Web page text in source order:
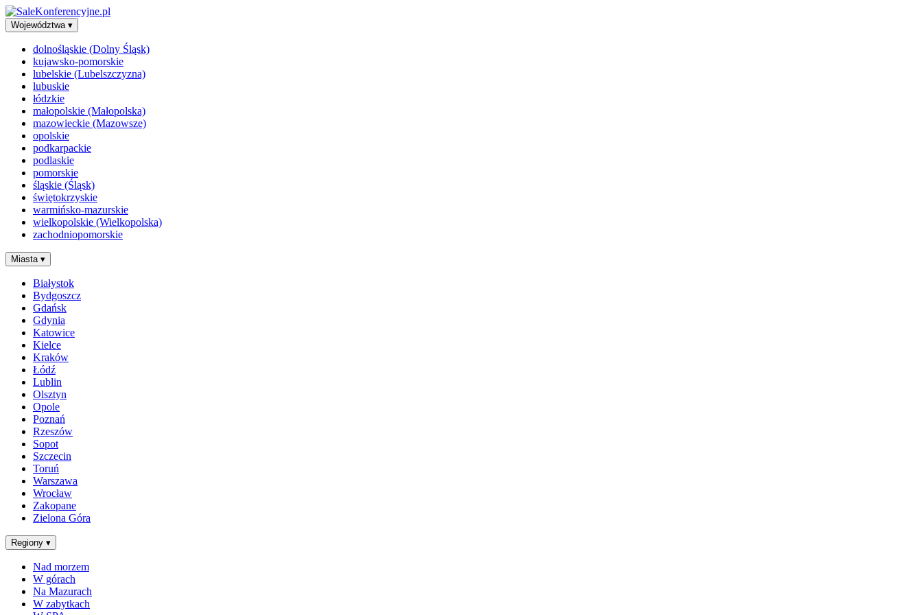
Województwa ▾
dolnośląskie (Dolny Śląsk)
kujawsko-pomorskie
lubelskie (Lubelszczyzna)
lubuskie
łódzkie
małopolskie (Małopolska)
mazowieckie (Mazowsze)
opolskie
podkarpackie
podlaskie
pomorskie
śląskie (Śląsk)
świętokrzyskie
warmińsko-mazurskie
wielkopolskie (Wielkopolska)
zachodniopomorskie
Miasta ▾
Białystok
Bydgoszcz
Gdańsk
Gdynia
Katowice
Kielce
Kraków
Łódź
Lublin
Olsztyn
Opole
Poznań
Rzeszów
Sopot
Szczecin
Toruń
Warszawa
Wrocław
Zakopane
Zielona Góra
Regiony ▾
Nad morzem
W górach
Na Mazurach
W zabytkach